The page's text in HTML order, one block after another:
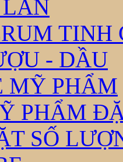
TINH
- DẦU
MỸ PHẨM
PHẨM
SỐ